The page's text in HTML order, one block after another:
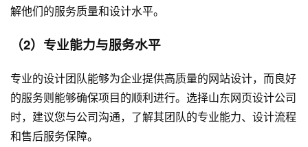
解他们的服务质量和设计水平。
（2）专业能力与服务水平
专业的设计团队能够为企业提供高质量的网站设计，而良好
的服务则能够确保项目的顺利进行。选择山东网页设计公司
时，建议您与公司沟通，了解其团队的专业能力、设计流程
和售后服务保障。